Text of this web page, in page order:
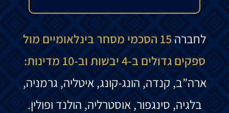
לחברה
15 הסכמי מסחר בינלאומיים מול
ספקים גדולים ב-4 יבשות וב-10 מדינות:
ארה”ב, קנדה, הונג-קונג, איטליה, גרמניה,
בלגיה, סינגפור, אוסטרליה, הולנד ופולין.